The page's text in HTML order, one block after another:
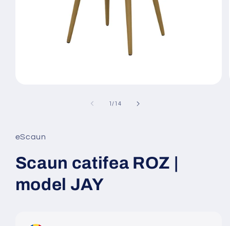
fereastră
modală
1 /din
14
eScaun
Scaun catifea ROZ |
model JAY